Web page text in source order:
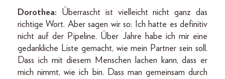
Dorothea: Überrascht ist vielleicht nicht ganz das
richtige Wort. Aber sagen wir so: Ich hatte es definitiv
nicht auf der Pipeline. Über Jahre habe ich mir eine
gedankliche Liste gemacht, wie mein Partner sein soll.
Dass ich mit diesem Menschen lachen kann, dass er
mich nimmt, wie ich bin. Dass man gemeinsam durch